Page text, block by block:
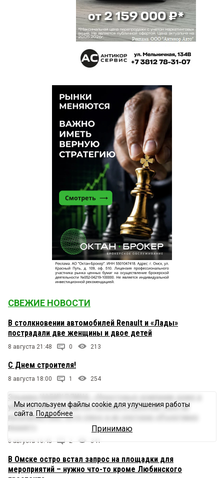
СВЕЖИЕ НОВОСТИ
В столкновении автомобилей Renault и «Лады»
пострадали две женщины и двое детей
8 августа 21:48 0 213
С Днем строителя!
8 августа 18:00 1 254
Эльвира НАБИУЛЛИНА: «Некоторые компании даже в
убыток себе пытаются удержать рабочую силу на
производствах, хотя спрос в их секторах объективно
падает»
8 августа 16:45 2 341
В Омске остро встал запрос на площадки для
мероприятий – нужно что-то кроме Любинского
Мы используем файлы cookie для улучшения работы
сайта. Подробнее
Принимаю